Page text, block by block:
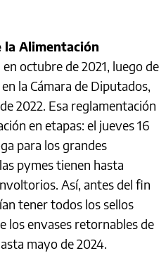
la Alimentación
octubre de 2021, luego de
la Cámara de Diputados,
2022. Esa reglamentación
en etapas: el jueves 16
para los grandes
pymes tienen hasta
Así, antes del fin
tener todos los sellos
los envases retornables de
mayo de 2024.